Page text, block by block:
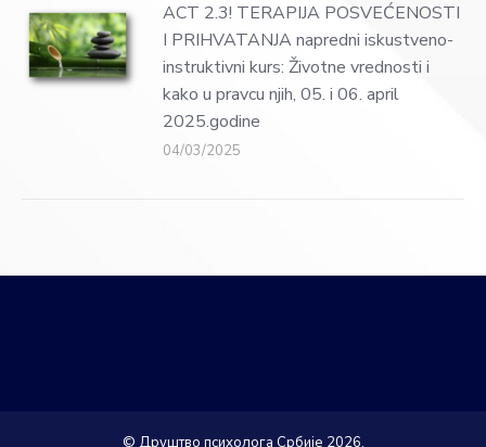
ACT 2.3! TERAPIJA POSVEĆENOSTI
I PRIHVATANJA napredni iskustveno-
instruktivni kurs: Životne vrednosti i
kako u pravcu njih, 05. i 06. april
2025.godine
04/03/2025
© Друштво психолога Србије 2026.